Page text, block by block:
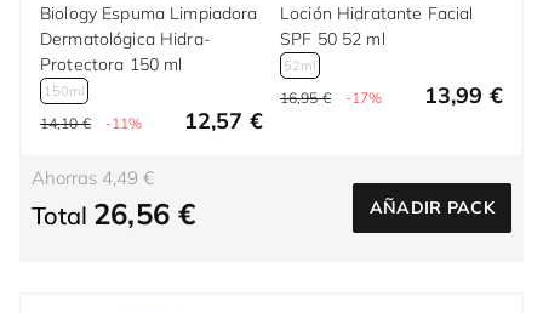
Biology Espuma Limpiadora
Dermatológica Hidra-
Protectora 150 ml
150ml
14,10 € -11% 12,57 €
Loción Hidratante Facial
SPF 50 52 ml
52ml
16,95 € -17% 13,99 €
Ahorras 4,49 €
Total 26,56 € AÑADIR PACK